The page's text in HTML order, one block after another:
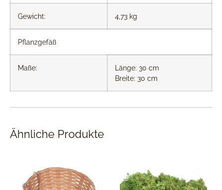
Gewicht: 4,73 kg
Pflanzgefäß
Maße:
Länge: 30 cm
Breite: 30 cm
Ähnliche Produkte